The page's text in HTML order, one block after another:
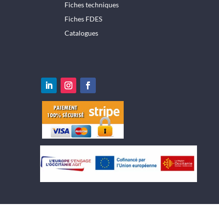
Fiches techniques
Fiches FDES
Catalogues